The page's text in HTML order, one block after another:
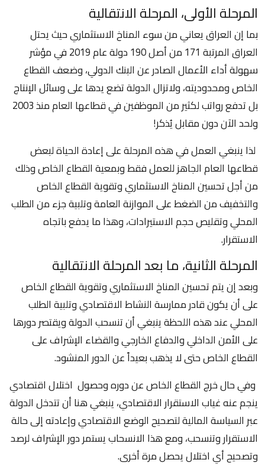
المرحلة الأولى، المرحلة الانتقالية
بما إن العراق يعاني من سوء المناخ الاستثماري حيث يحتل
العراق المرتبة 171 من أصل 190 دولة عام 2019 في مؤشر
سهولة أداء الأعمال الصادر عن البنك الدولي، وضعف القطاع
الخاص ومحدوديته، ولاتزال الدولة تضع يدها على وسائل الإنتاج
بل تدفع رواتب لكثير من الموظفين في قطاعها العام منذ 2003
ولحد الآن دون مقابل يُذكر!
لذا ينبغي العمل في هذه المرحلة على إعادة الحياة لبعض
قطاعها العام الجاهز للعمل فقط وبمعية القطاع الخاص وذلك
من أجل تحسين المناخ الاستثماري وتقوية القطاع الخاص
والتخفيف من الضغط على الموازنة العامة وتلبية جزء من الطلب
المحلي وتقليص حجم الاستيرادات، وهذا ما يدفع باتجاه
الاستقرار.
المرحلة الثانية، ما بعد المرحلة الانتقالية
وبعد إن يتم تحسين المناخ الاستثماري وتقوية القطاع الخاص
على أن يكون قادر ممارسة النشاط الاقتصادي وتلبية الطلب
المحلي عند هذه اللحظة ينبغي أن تنسحب الدولة ويقتصر دورها
على الأمن الداخلي والدفاع الخارجي والقضاء الإشراف على
القطاع الخاص حتى لا يذهب بعيداً عن الدور المنشود.
وفي حال خرج القطاع الخاص عن دوره وحصول اختلال اقتصادي
ينجم عنه غياب الاستقرار الاقتصادي، ينبغي هنا أن تتدخل الدولة
عبر السياسة المالية لتصحيح الوضع الاقتصادي وإعادته إلى حالة
الاستقرار وتنسحب، ومع هذا الانسحاب يستمر دور الإشراف لرصد
وتصحيح أي اختلال يحصل مرة أخرى.